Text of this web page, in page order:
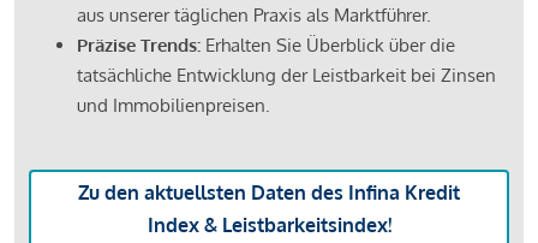
aus unserer täglichen Praxis als Marktführer.
Präzise Trends: Erhalten Sie Überblick über die
tatsächliche Entwicklung der Leistbarkeit bei Zinsen
und Immobilienpreisen.
Zu den aktuellsten Daten des Infina Kredit
Index & Leistbarkeitsindex!